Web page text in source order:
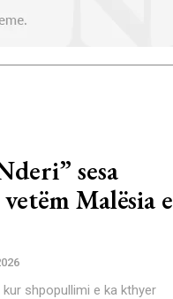
sesa
Malësia e